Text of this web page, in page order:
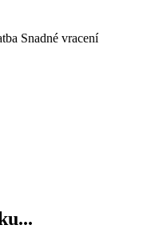
Snadné vracení